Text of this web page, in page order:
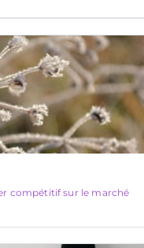
compétitif sur le marché